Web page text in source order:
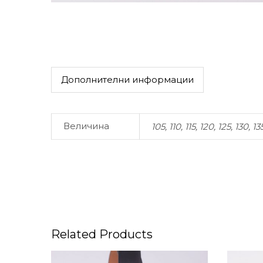
Дополнителни информации
Величина 105, 110, 115, 120, 125, 130,
Related Products